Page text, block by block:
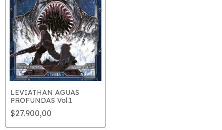
LEVIATHAN AGUAS
PROFUNDAS Vol.1
$27.900,00